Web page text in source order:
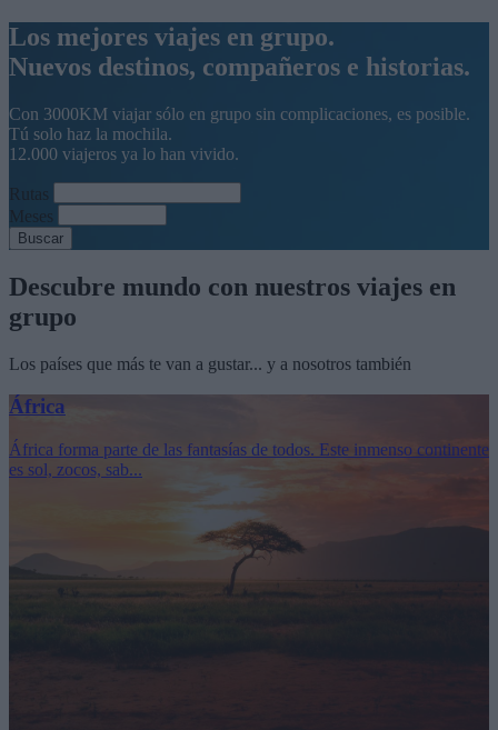
Los mejores viajes en grupo.
Nuevos destinos, compañeros e historias.
Con 3000KM viajar sólo en grupo sin complicaciones, es posible.
Tú solo haz la mochila.
12.000 viajeros ya lo han vivido.
Rutas
Meses
Buscar
Descubre mundo con nuestros viajes en
grupo
Los países que más te van a gustar... y a nosotros también
África
África forma parte de las fantasías de todos. Este inmenso continente
es sol, zocos, sab...